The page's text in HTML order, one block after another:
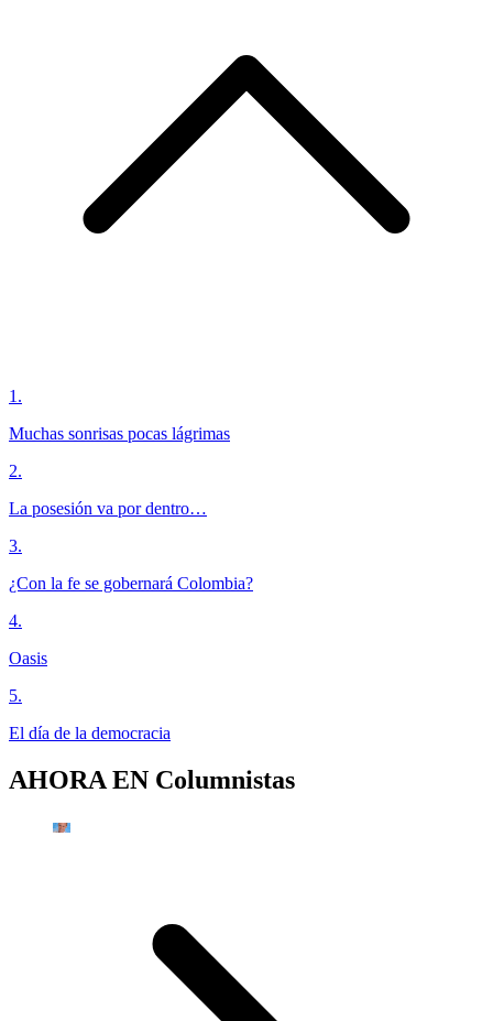
1 .
Muchas sonrisas pocas lágrimas
2.
La posesión va por dentro…
3.
¿Con la fe se gobernará Colombia?
4.
Oasis
5.
El día de la democracia
AHORA EN Columnistas